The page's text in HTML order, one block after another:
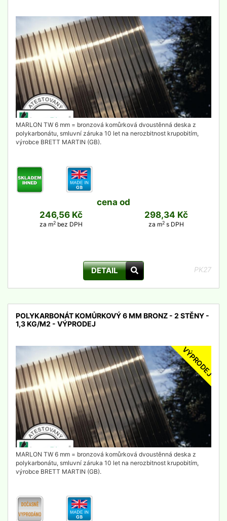
detail
MARLON TW 6 mm = bronzová komůrková dvoustěnná deska z
polykarbonátu, smluvní záruka 10 let na nerozbitnost krupobitím,
výrobce BRETT MARTIN (GB).
cena od
246,56 Kč
za m2bez DPH
298,34 Kč
za m2 s DPH
DETAIL PK27
POLYKARBONÁT KOMŮRKOVÝ 6 MM BRONZ - 2 STĚNY -
1,3 KG/M2 - VÝPRODEJ
VÝPRODEJ
detail
MARLON TW 6 mm = bronzová komůrková dvoustěnná deska z
polykarbonátu, smluvní záruka 10 let na nerozbitnost krupobitím,
výrobce BRETT MARTIN (GB).